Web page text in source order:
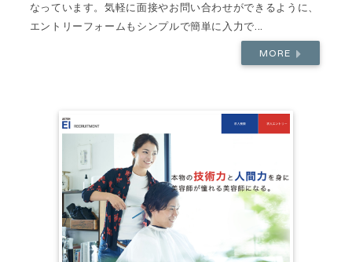
なっています。気軽に面接やお問い合わせができるように、
エントリーフォームもシンプルで簡単に入力で...
MORE